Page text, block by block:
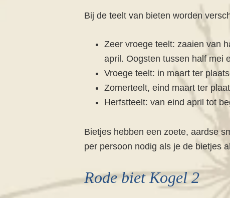
Bij de teelt van bieten worden
Zeer vroege teelt: zaaien van
april. Oogsten tussen half mei
Vroege teelt: in maart ter
Zomerteelt, eind maart ter
Herfstteelt: van eind april tot
Bietjes hebben een zoete, aardse
per persoon nodig als je de bietjes
Rode biet Kogel 2